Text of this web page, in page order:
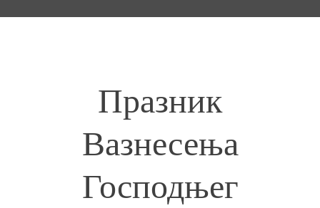
Празник
Вазнесења
Господњег